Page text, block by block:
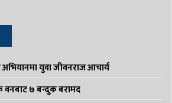
युवा जीवनराज आचार्य
वनबाट ७ बन्दुक बरामद